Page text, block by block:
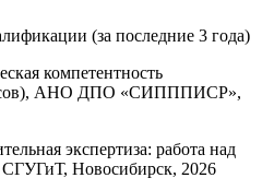
(за последние 3 года)
компетентность
АНО ДПО «СИПППИСР»,
экспертиза: работа над
Новосибирск, 2026